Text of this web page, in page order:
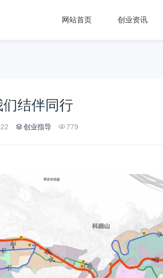
网站首页 创业资讯
们结伴同行
创业指导 779